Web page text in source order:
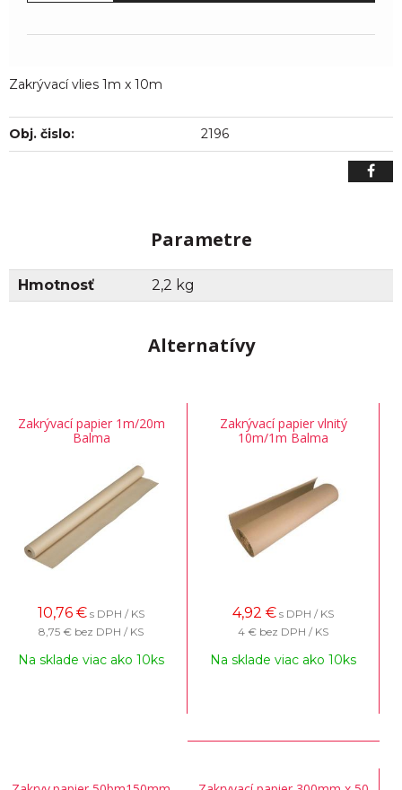
Zakrývací vlies 1m x 10m
Obj. čislo: 2196
Parametre
Hmotnosť 2,2 kg
Alternatívy
Zakrývací papier 1m/20m
Balma
10,76 € s DPH / KS
8,75 € bez DPH / KS
Na sklade viac ako 10ks
Zakrývací papier vlnitý
10m/1m Balma
4,92 € s DPH / KS
4 € bez DPH / KS
Na sklade viac ako 10ks